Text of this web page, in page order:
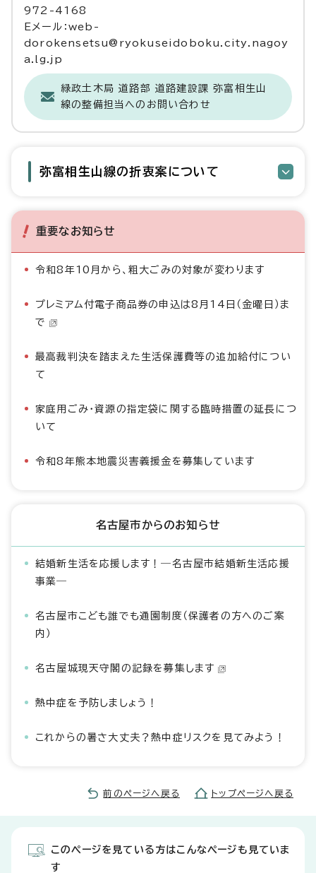
972-4168
Eメール：web-
dorokensetsu@ryokuseidoboku.city.nagoy
a.lg.jp
緑政土木局 道路部 道路建設課 弥富相生山
線の整備担当へのお問い合わせ
弥富相生山線の折衷案について
重要なお知らせ
令和8年10月から、粗大ごみの対象が変わります
プレミアム付電子商品券の申込は8月14日（金曜日）ま
で
最高裁判決を踏まえた生活保護費等の追加給付につい
て
家庭用ごみ・資源の指定袋に関する臨時措置の延長につ
いて
令和8年熊本地震災害義援金を募集しています
名古屋市からのお知らせ
結婚新生活を応援します！―名古屋市結婚新生活応援
事業―
名古屋市こども誰でも通園制度（保護者の方へのご案
内）
名古屋城現天守閣の記録を募集します
熱中症を予防しましょう！
これからの暑さ大丈夫？熱中症リスクを見てみよう！
前のページへ戻る トップページへ戻る
このページを見ている方はこんなページも見ていま
す